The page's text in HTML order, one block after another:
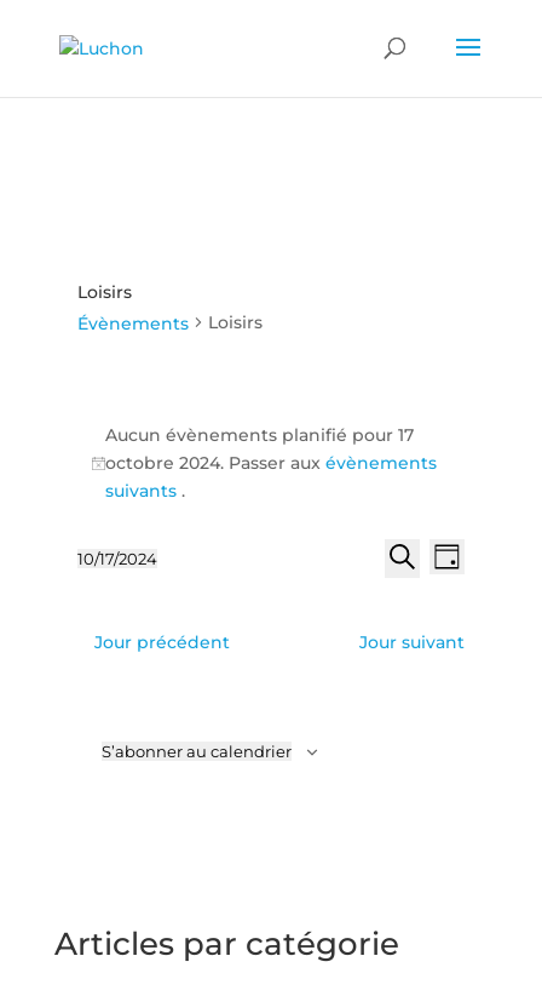
Loisirs
Évènements
Loisirs
for
17
octobre
Notice
Aucun évènements planifié pour 17
octobre 2024. Passer aux évènements
suivants .
de
de
Jour
10/17/2024
date.
Jour précédent Jour suivant
S’abonner au calendrier
Articles par catégorie